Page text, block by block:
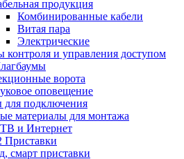
продукция
Комбинированные кабели
Витая пара
Электрические
контроля и управления доступом
ворота
оповещение
для подключения
материалы для монтажа
и Интернет
смарт приставки